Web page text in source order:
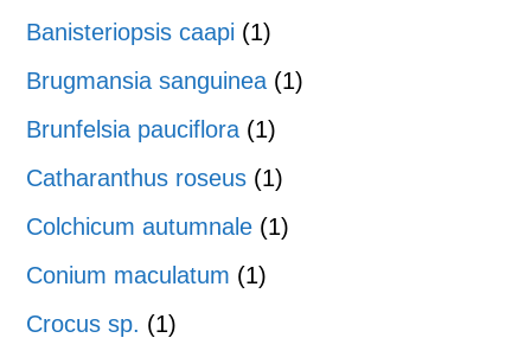
Banisteriopsis caapi (1)
Brugmansia sanguinea (1)
Brunfelsia pauciflora (1)
Catharanthus roseus (1)
Colchicum autumnale (1)
Conium maculatum (1)
Crocus sp. (1)